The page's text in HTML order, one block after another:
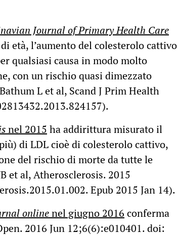
Journal of Primary Health Care
età, l’aumento del colesterolo cattivo
qualsiasi causa in modo molto
con un rischio quasi dimezzato
L et al, Scand J Prim Health
nel 2015 ha addirittura misurato il
di LDL cioè di colesterolo cattivo,
del rischio di morte da tutte le
et al, Atherosclerosis. 2015
Epub 2015 Jan 14).
onlinenel giugno 2016 conferma
2016 Jun 12;6(6):e010401. doi: